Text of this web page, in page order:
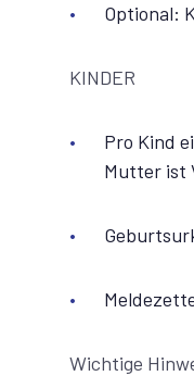
Optional:
KINDER
Pro Kind
Mutter ist
Wichtige